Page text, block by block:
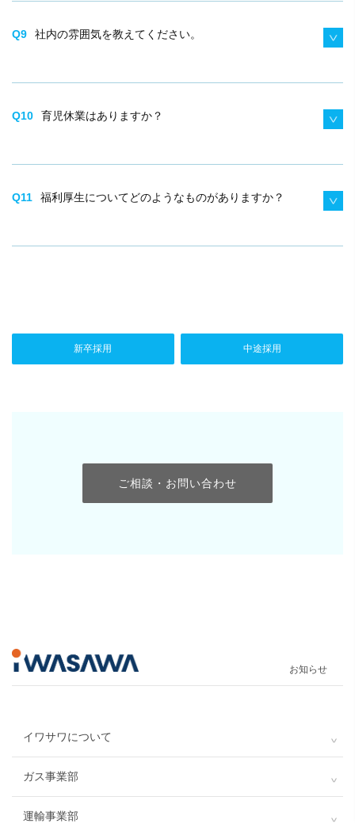
Q9 社内の雰囲気を教えてください。
Q10 育児休業はありますか？
Q11 福利厚生についてどのようなものがありますか？
新卒採用 中途採用
ご相談・お問い合わせ
お知らせ
イワサワについて
ガス事業部
運輸事業部